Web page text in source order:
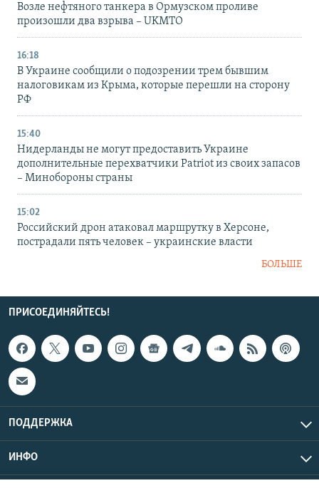
Возле нефтяного танкера в Ормузском проливе
произошли два взрыва – UKMTO
16:18
В Украине сообщили о подозрении трем бывшим
налоговикам из Крыма, которые перешли на сторону
РФ
15:40
Нидерланды не могут предоставить Украине
дополнительные перехватчики Patriot из своих запасов
– Минобороны страны
15:02
Российский дрон атаковал маршрутку в Херсоне,
пострадали пять человек – украинские власти
БОЛЬШЕ
ПРИСОЕДИНЯЙТЕСЬ!
ПОДДЕРЖКА
ИНФО